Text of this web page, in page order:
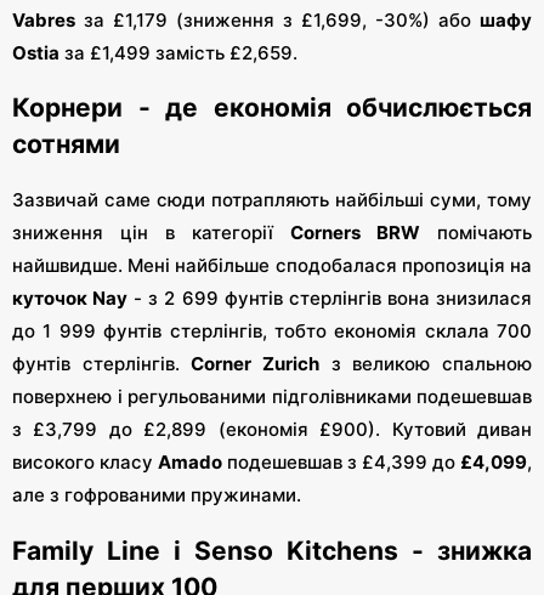
Vabres за £1,179 (зниження з £1,699, -30%) або шафу
Ostia за £1,499 замість £2,659.
Корнери - де економія обчислюється
сотнями
Зазвичай саме сюди потрапляють найбільші суми, тому
зниження цін в категорії Corners BRW помічають
найшвидше. Мені найбільше сподобалася пропозиція на
куточок Nay - з 2 699 фунтів стерлінгів вона знизилася
до 1 999 фунтів стерлінгів, тобто економія склала 700
фунтів стерлінгів.Corner Zurich з великою спальною
поверхнею і регульованими підголівниками подешевшав
з £3,799 до £2,899 (економія £900). Кутовий диван
високого класу Amado подешевшав з £4,399 до £4,099,
але з гофрованими пружинами.
Family Line і Senso Kitchens - знижка
для перших 100